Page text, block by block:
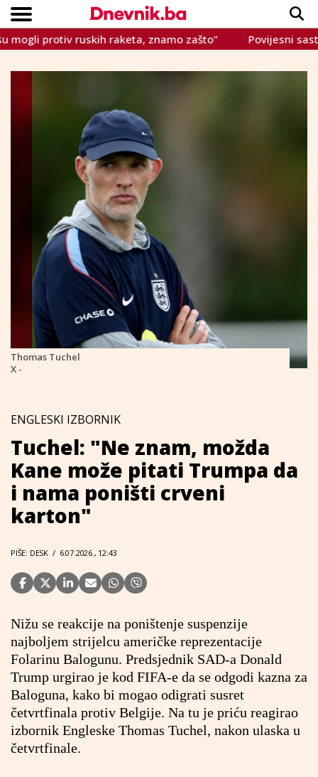
VIJESTI
SPORT
INTERVIEW
TEME
CRNA KRONIKA
LIFESTYLE
Copyright © Dnevnik.ba 2023.
protiv ruskih raketa, znamo zašto" Povijesni sastanak
Thomas Tuchel
X -
ENGLESKI IZBORNIK
Tuchel: "Ne znam, možda
Kane može pitati Trumpa da
i nama poništi crveni
karton"
PIŠE: DESK / 6.07.2026., 12:43
Nižu se reakcije na poništenje suspenzije
najboljem strijelcu američke reprezentacije
Folarinu Balogunu. Predsjednik SAD-a Donald
Trump urgirao je kod FIFA-e da se odgodi kazna za
Baloguna, kako bi mogao odigrati susret
četvrtfinala protiv Belgije. Na tu je priću reagirao
izbornik Engleske Thomas Tuchel, nakon ulaska u
četvrtfinale.